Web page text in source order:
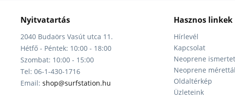
Nyitvatartás
2040 Budaörs Vasút utca 11.
Hétfő - Péntek: 10:00 - 18:00
Szombat: 10:00 - 15:00
Tel: 06-1-430-1716
Email: shop@surfstation.hu
Hasznos linkek
Hírlevél
Kapcsolat
Neoprene
Neoprene
Oldaltérkép
Üzleteink